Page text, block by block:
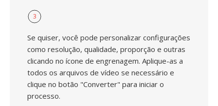
3
Se quiser, você pode personalizar configurações
como resolução, qualidade, proporção e outras
clicando no ícone de engrenagem. Aplique-as a
todos os arquivos de vídeo se necessário e
clique no botão "Converter" para iniciar o
processo.